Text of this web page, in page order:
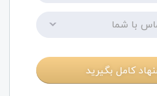
با شما
کامل بگیرید